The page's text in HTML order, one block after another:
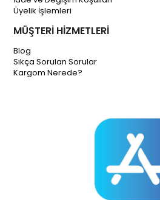
Üyelik İşlemleri
MÜŞTERİ HİZMETLERİ
Blog
Sıkça Sorulan Sorular
Kargom Nerede?